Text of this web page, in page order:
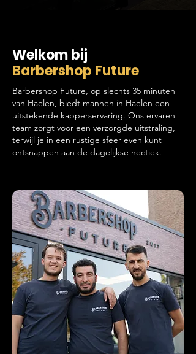
Welkom bij
Barbershop Future
Barbershop Future, op slechts 35 minuten
van Haelen, biedt mannen in Haelen een
uitstekende kapperservaring. Ons ervaren
team zorgt voor een verzorgde uitstraling,
terwijl je in een rustige sfeer even kunt
ontsnappen aan de dagelijkse hectiek.